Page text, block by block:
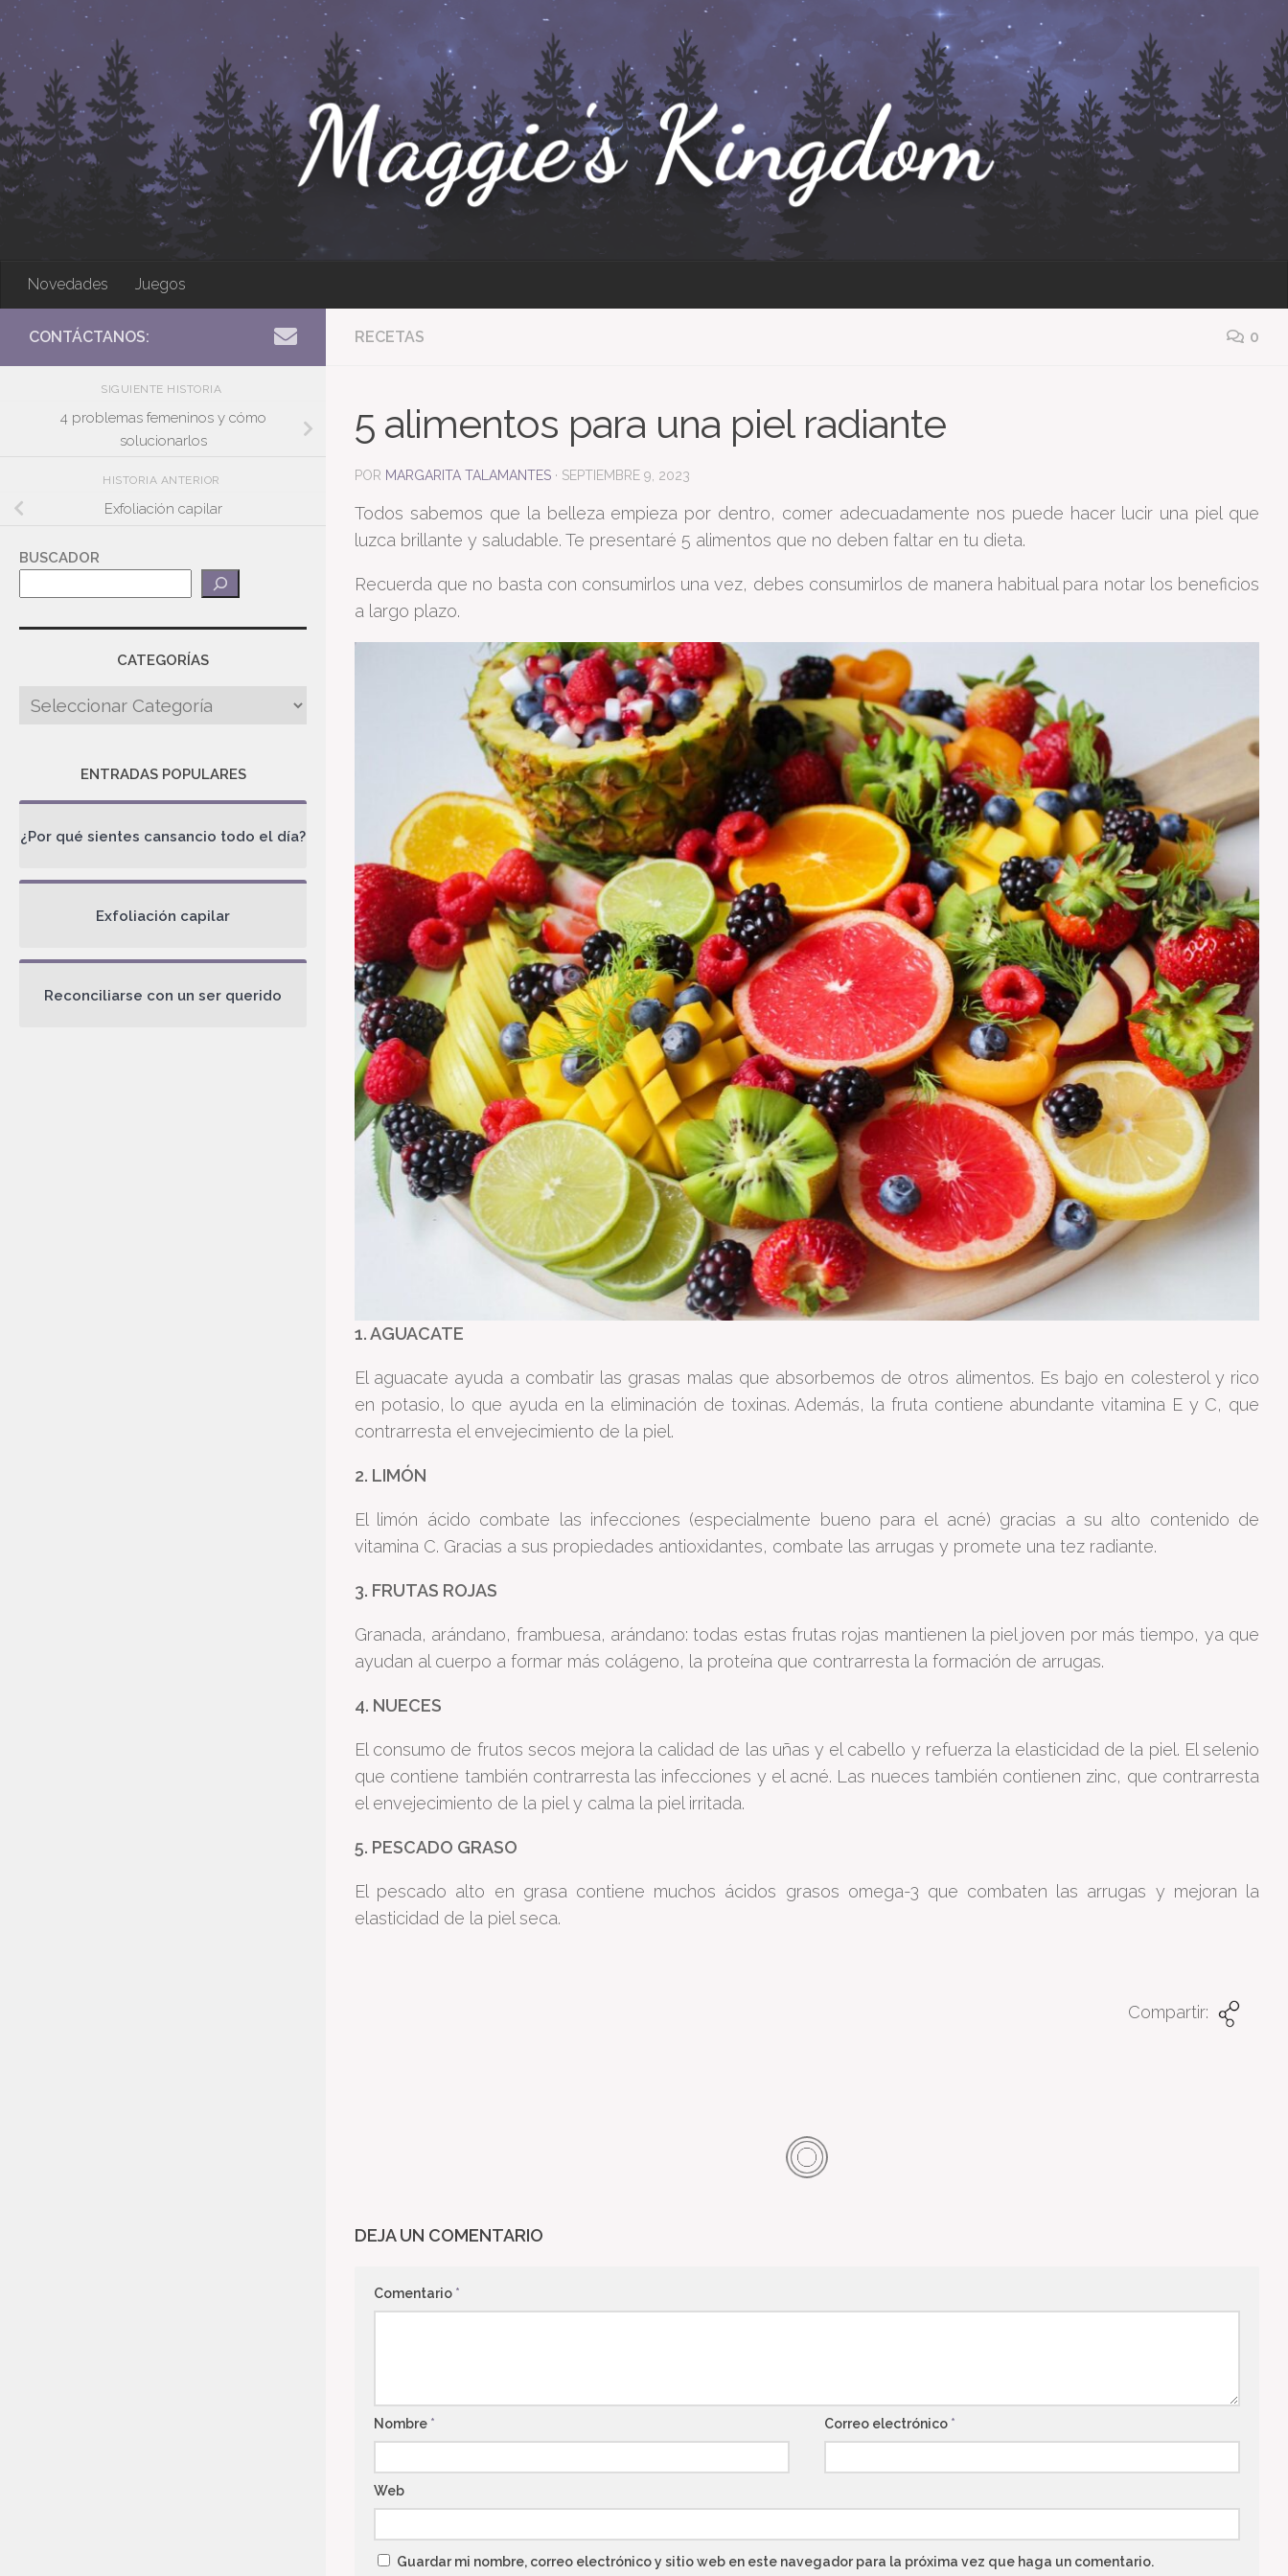
Bajo el contenido
Novedades Juegos
RECETAS 0
5 alimentos para una piel radiante
POR MARGARITA TALAMANTES · SEPTIEMBRE 9, 2023
Todos sabemos que la belleza empieza por dentro, comer adecuadamente nos puede hacer lucir una piel que
luzca brillante y saludable. Te presentaré 5 alimentos que no deben faltar en tu dieta.
Recuerda que no basta con consumirlos una vez, debes consumirlos de manera habitual para notar los beneficios
a largo plazo.
1. AGUACATE
El aguacate ayuda a combatir las grasas malas que absorbemos de otros alimentos. Es bajo en colesterol y rico
en potasio, lo que ayuda en la eliminación de toxinas. Además, la fruta contiene abundante vitamina E y C, que
contrarresta el envejecimiento de la piel.
2. LIMÓN
El limón ácido combate las infecciones (especialmente bueno para el acné) gracias a su alto contenido de
vitamina C. Gracias a sus propiedades antioxidantes, combate las arrugas y promete una tez radiante.
3. FRUTAS ROJAS
Granada, arándano, frambuesa, arándano: todas estas frutas rojas mantienen la piel joven por más tiempo, ya que
ayudan al cuerpo a formar más colágeno, la proteína que contrarresta la formación de arrugas.
4. NUECES
El consumo de frutos secos mejora la calidad de las uñas y el cabello y refuerza la elasticidad de la piel. El selenio
que contiene también contrarresta las infecciones y el acné. Las nueces también contienen zinc, que contrarresta
el envejecimiento de la piel y calma la piel irritada.
5. PESCADO GRASO
El pescado alto en grasa contiene muchos ácidos grasos omega-3 que combaten las arrugas y mejoran la
elasticidad de la piel seca.
Compartir:
DEJA UN COMENTARIO
Comentario *
Nombre * Correo electrónico *
Web
Guardar mi nombre, correo electrónico y sitio web en este navegador para la próxima vez que haga un comentario.
CONTÁCTANOS:
SIGUIENTE HISTORIA
4 problemas femeninos y cómo
solucionarlos
HISTORIA ANTERIOR
Exfoliación capilar
BUSCADOR
CATEGORÍAS
ENTRADAS POPULARES
¿Por qué sientes cansancio todo el día?
Exfoliación capilar
Reconciliarse con un ser querido